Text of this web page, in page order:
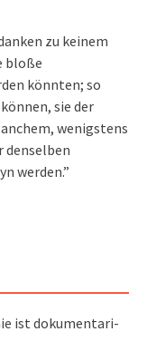
zu keinem
bloße
könnten; so
sie der
wenigstens
denselben
werden.”
ist do­ku­men­ta­ri­